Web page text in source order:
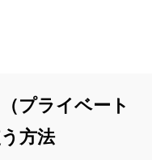
プライベート
方法